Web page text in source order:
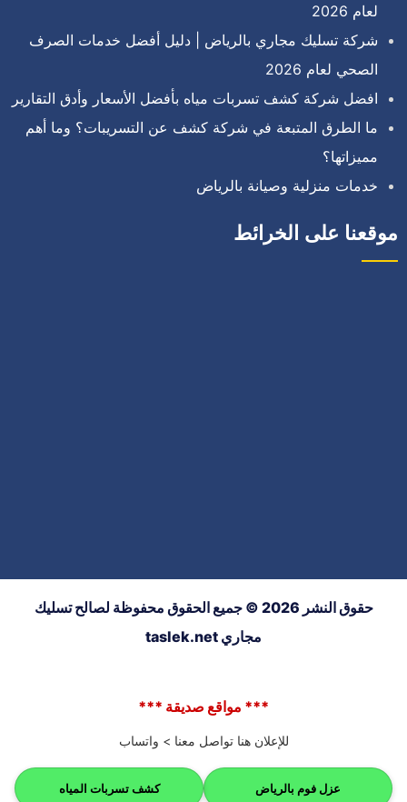
لعام 2026
شركة تسليك مجاري بالرياض | دليل أفضل خدمات الصرف
الصحي لعام 2026
افضل شركة كشف تسربات مياه بأفضل الأسعار وأدق التقارير
ما الطرق المتبعة في شركة كشف عن التسريبات؟ وما أهم
مميزاتها؟
خدمات منزلية وصيانة بالرياض
موقعنا على الخرائط
حقوق النشر 2026 © جميع الحقوق محفوظة لصالح تسليك
مجاري taslek.net
*** مواقع صديقة ***
للإعلان هنا تواصل معنا > واتساب
عزل فوم بالرياض كشف تسربات المياه